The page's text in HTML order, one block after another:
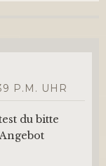
P.M. UHR
du bitte